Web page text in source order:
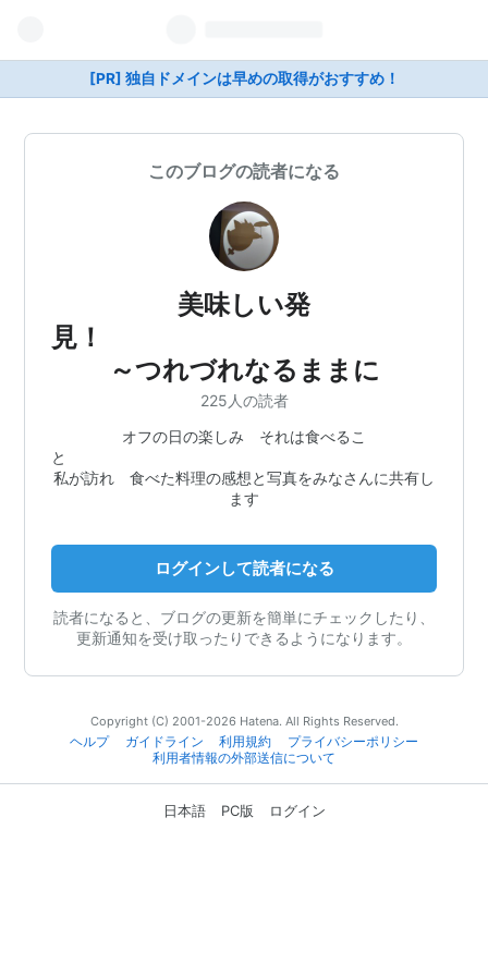
[PR] 独自ドメインは早めの取得がおすすめ！
このブログの読者になる
美味しい発
見
～つれづれなるままに
225人の読者
オフの日の楽しみ それは食べるこ
私が訪れ 食べた料理の感想と写真をみなさんに共有し
ます
ログインして読者になる
読者になると、ブログの更新を簡単にチェックしたり、
更新通知を受け取ったりできるようになります。
Copyright (C) 2001-2026 Hatena. All Rights Reserved.
ヘルプ
ガイドライン 利用規約
プライバシーポリシー
利用者情報の外部送信について
日本語 PC版 ログイン